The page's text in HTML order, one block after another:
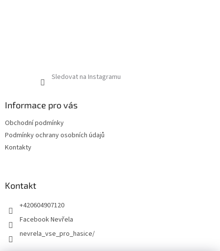
Sledovat na Instagramu
Informace pro vás
Obchodní podmínky
Podmínky ochrany osobních údajů
Kontakty
Kontakt
+420604907120
Facebook Nevřela
nevrela_vse_pro_hasice/